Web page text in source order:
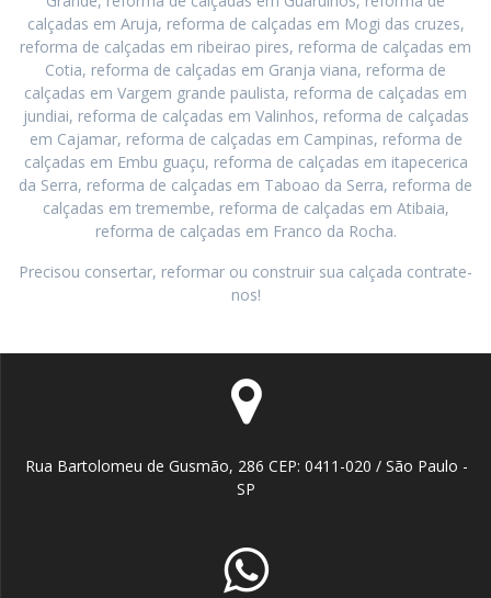
calçadas em Aruja, reforma de calçadas em Mogi das cruzes,
reforma de calçadas em ribeirao pires, reforma de calçadas em
Cotia, reforma de calçadas em Granja viana, reforma de
calçadas em Vargem grande paulista, reforma de calçadas em
jundiai, reforma de calçadas em Valinhos, reforma de calçadas
em Cajamar, reforma de calçadas em Campinas, reforma de
calçadas em Embu guaçu, reforma de calçadas em itapecerica
da Serra, reforma de calçadas em Taboao da Serra, reforma de
calçadas em tremembe, reforma de calçadas em Atibaia,
reforma de calçadas em Franco da Rocha.
Precisou consertar, reformar ou construir sua calçada contrate-
nos!
Rua Bartolomeu de Gusmão, 286 CEP: 0411-020 / São Paulo -
SP